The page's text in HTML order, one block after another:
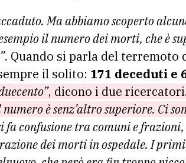
Ma abbiamo scoperto
il numero dei morti, che è
. Quando si parla del terremoto
il solito: 171 deceduti e
, dicono i due
è senz’altro superiore. Ci
fa confusione tra comuni e
dei morti in ospedale. I